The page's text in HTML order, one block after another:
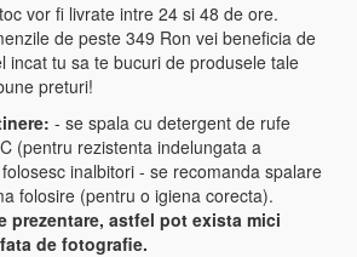
vor fi livrate intre 24 si 48 de ore.
de peste 349 Ron vei beneficia de
incat tu sa te bucuri de produsele tale
preturi!
- se spala cu detergent de rufe
(pentru rezistenta indelungata a
inalbitori - se recomanda spalare
folosire (pentru o igiena corecta).
prezentare, astfel pot exista mici
de fotografie.